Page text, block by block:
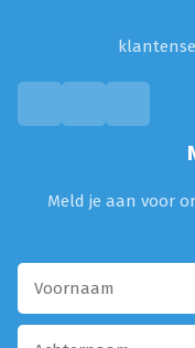
Meld je aan voor